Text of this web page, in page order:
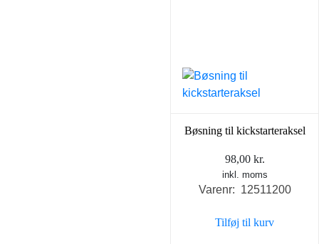
Bøsning til kickstarteraksel
98,00 kr.
inkl. moms
Varenr: 12511200
Tilføj til kurv